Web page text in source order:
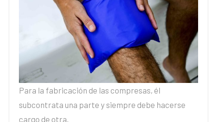
Para la fabricación de las compresas, él
subcontrata una parte y siempre debe hacerse
cargo de otra.